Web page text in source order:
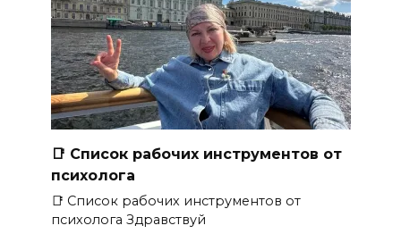
📑 Список рабочих инструментов от
психолога
📑 Список рабочих инструментов от
психолога Здравствуй